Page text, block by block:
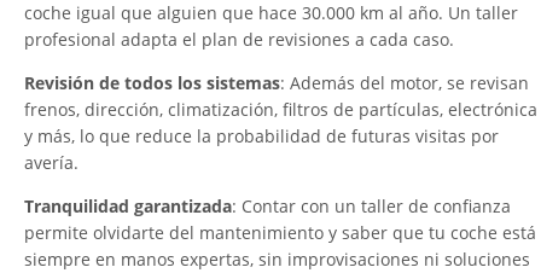
coche igual que alguien que hace 30.000 km al año. Un taller
profesional adapta el plan de revisiones a cada caso.
Revisión de todos los sistemas: Además del motor, se revisan
frenos, dirección, climatización, filtros de partículas, electrónica
y más, lo que reduce la probabilidad de futuras visitas por
avería.
Tranquilidad garantizada: Contar con un taller de confianza
permite olvidarte del mantenimiento y saber que tu coche está
siempre en manos expertas, sin improvisaciones ni soluciones